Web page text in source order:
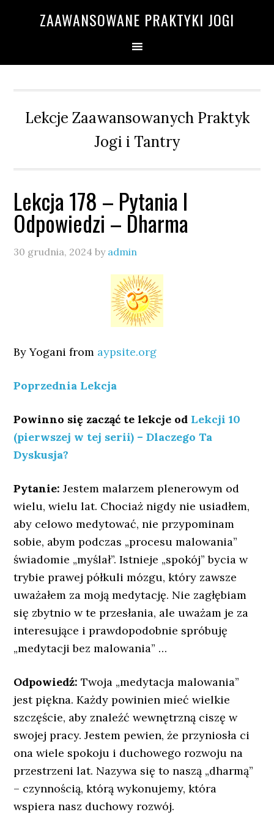
ZAAWANSOWANE PRAKTYKI JOGI
Lekcje Zaawansowanych Praktyk
Jogi i Tantry
Lekcja 178 – Pytania I
Odpowiedzi – Dharma
30 grudnia, 2024 by admin
By Yogani from aypsite.org
Poprzednia Lekcja
Powinno się zacząć te lekcje od Lekcji 10
(pierwszej w tej serii) – Dlaczego Ta
Dyskusja?
Pytanie: Jestem malarzem plenerowym od
wielu, wielu lat. Chociaż nigdy nie usiadłem,
aby celowo medytować, nie przypominam
sobie, abym podczas „procesu malowania”
świadomie „myślał”. Istnieje „spokój” bycia w
trybie prawej półkuli mózgu, który zawsze
uważałem za moją medytację. Nie zagłębiam
się zbytnio w te przesłania, ale uważam je za
interesujące i prawdopodobnie spróbuję
„medytacji bez malowania” …
Odpowiedź: Twoja „medytacja malowania”
jest piękna. Każdy powinien mieć wielkie
szczęście, aby znaleźć wewnętrzną ciszę w
swojej pracy. Jestem pewien, że przyniosła ci
ona wiele spokoju i duchowego rozwoju na
przestrzeni lat. Nazywa się to naszą „dharmą”
– czynnością, którą wykonujemy, która
wspiera nasz duchowy rozwój.